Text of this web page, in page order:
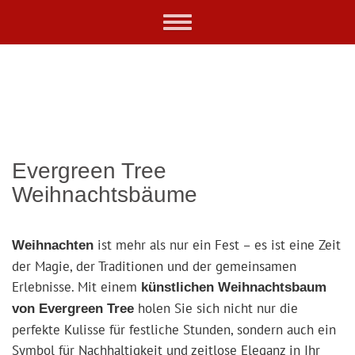
Toggle
Evergreen Tree
Weihnachtsbäume
Weihnachten ist mehr als nur ein Fest – es ist eine Zeit
der Magie, der Traditionen und der gemeinsamen
Erlebnisse. Mit einem künstlichen Weihnachtsbaum
von Evergreen Tree holen Sie sich nicht nur die
perfekte Kulisse für festliche Stunden, sondern auch ein
Symbol für Nachhaltigkeit und zeitlose Eleganz in Ihr